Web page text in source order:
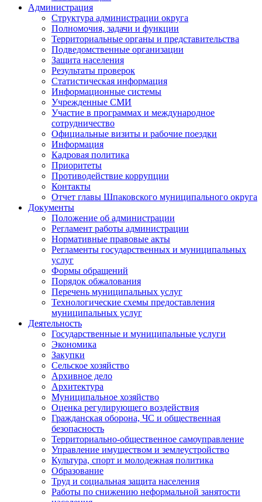
Администрация
Структура администрации округа
Полномочия, задачи и функции
Территориальные органы и представительства
Подведомственные организации
Защита населения
Результаты проверок
Статистическая информация
Информационные системы
Учрежденные СМИ
Участие в программах и международное
сотрудничество
Официальные визиты и рабочие поездки
Информация
Кадровая политика
Приоритеты
Противодействие коррупции
Контакты
Отчет главы Шпаковского муниципального округа
Документы
Положение об администрации
Регламент работы администрации
Нормативные правовые акты
Регламенты государственных и муниципальных
услуг
Формы обращений
Порядок обжалования
Перечень муниципальных услуг
Технологические схемы предоставления
муниципальных услуг
Деятельность
Государственные и муниципальные услуги
Экономика
Закупки
Сельское хозяйство
Архивное дело
Архитектура
Муниципальное хозяйство
Оценка регулирующего воздействия
Гражданская оборона, ЧС и общественная
безопасность
Территориально-общественное самоуправление
Управление имуществом и землеустройство
Культура, спорт и молодежная политика
Образование
Труд и социальная защита населения
Работы по снижению неформальной занятости